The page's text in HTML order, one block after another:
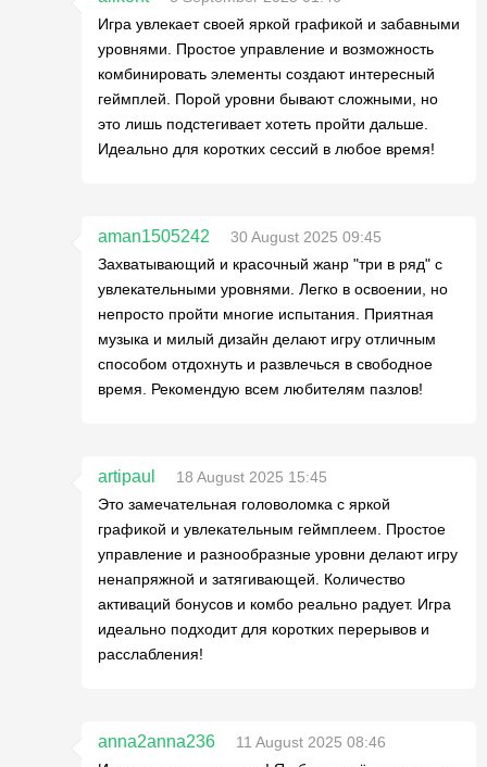
Игра увлекает своей яркой графикой и забавными
уровнями. Простое управление и возможность
комбинировать элементы создают интересный
геймплей. Порой уровни бывают сложными, но
это лишь подстегивает хотеть пройти дальше.
Идеально для коротких сессий в любое время!
aman1505242
30 August 2025 09:45
Захватывающий и красочный жанр "три в ряд" с
увлекательными уровнями. Легко в освоении, но
непросто пройти многие испытания. Приятная
музыка и милый дизайн делают игру отличным
способом отдохнуть и развлечься в свободное
время. Рекомендую всем любителям пазлов!
artipaul
18 August 2025 15:45
Это замечательная головоломка с яркой
графикой и увлекательным геймплеем. Простое
управление и разнообразные уровни делают игру
ненапряжной и затягивающей. Количество
активаций бонусов и комбо реально радует. Игра
идеально подходит для коротких перерывов и
расслабления!
anna2anna236
11 August 2025 08:46